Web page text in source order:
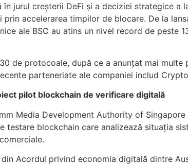
în jurul creșterii DeFi și a deciziei strategice
accelerarea timpilor de blocare. De la
ale BSC au atins un nivel record de peste
de protocoale, după ce a anunțat mai
parteneriate ale companiei includ
pilot blockchain de verificare digitală
Media Development Authority of
testare blockchain care analizează situația
Acordul privind economia digitală dintre